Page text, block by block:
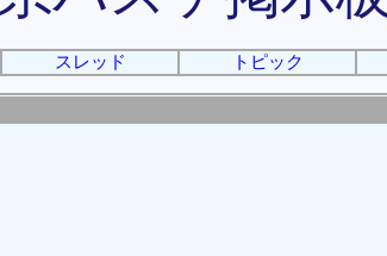
スレッド トピック